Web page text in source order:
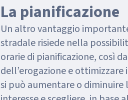
La pianificazione
Un altro vantaggio
stradale risiede nella
orarie di pianificazione, così
dell’erogazione e
si può aumentare o diminuire